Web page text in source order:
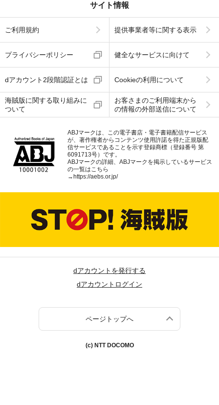
サイト情報
ご利用規約 提供事業者等に関する表示
プライバシーポリシー 健全なサービスに向けて
dアカウント2段階認証とは Cookieの利用について
海賊版に関する取り組みに
ついて
お客さまのご利用端末から
の情報の外部送信について
ABJマークは、この電子書店・電子書籍配信サービス
が、著作権者からコンテンツ使用許諾を得た正規版配
信サービスであることを示す登録商標（登録番号 第
6091713号）です。
ABJマークの詳細、ABJマークを掲示しているサービス
の一覧はこちら
→ https://aebs.or.jp/
dアカウントを発行する
dアカウントログイン
ページトップへ
(c) NTT DOCOMO